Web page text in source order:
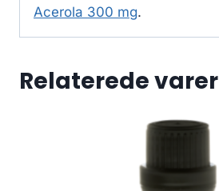
Acerola 300 mg.
Relaterede varer